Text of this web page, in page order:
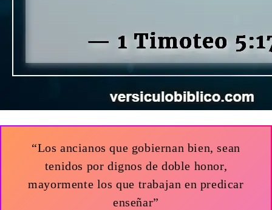
“Los ancianos que gobiernan bien, sean
tenidos por dignos de doble honor,
mayormente los que trabajan en predicar
enseñar”